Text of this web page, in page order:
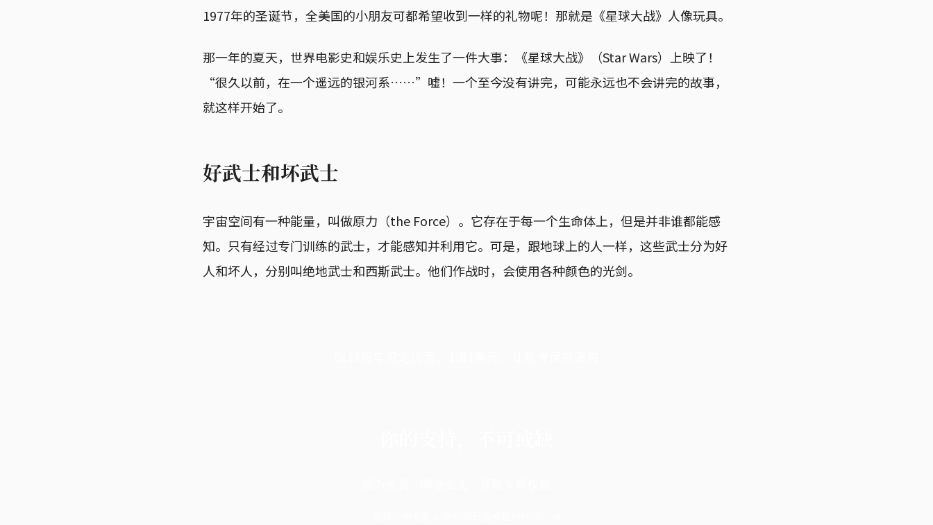
1977年的圣诞节，全美国的小朋友可都希望收到一样的礼物呢！那就是《星球大战》人像玩具。
那一年的夏天，世界电影史和娱乐史上发生了一件大事：《星球大战》（Star Wars）上映了！
“很久以前，在一个遥远的银河系……”嘘！一个至今没有讲完，可能永远也不会讲完的故事，
就这样开始了。
好武士和坏武士
宇宙空间有一种能量，叫做原力（the Force）。它存在于每一个生命体上，但是并非谁都能感
知。只有经过专门训练的武士，才能感知并利用它。可是，跟地球上的人一样，这些武士分为好
人和坏人，分别叫绝地武士和西斯武士。他们作战时，会使用各种颜色的光剑。